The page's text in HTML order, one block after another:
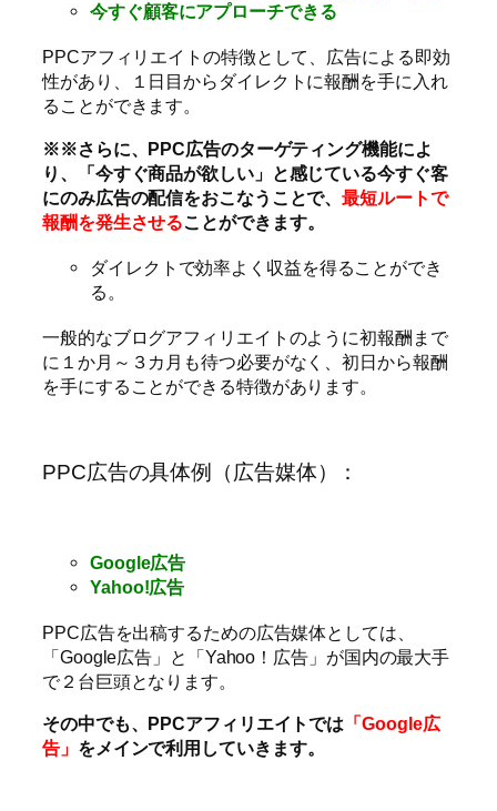
今すぐ顧客にアプローチできる
PPCアフィリエイトの特徴として、広告による即効
性があり、１日目からダイレクトに報酬を手に入れ
ることができます。
※※さらに、PPC広告のターゲティング機能によ
り、「今すぐ商品が欲しい」と感じている今すぐ客
にのみ広告の配信をおこなうことで、最短ルートで
報酬を発生させることができます。
ダイレクトで効率よく収益を得ることができ
る。
一般的なブログアフィリエイトのように初報酬まで
に１か月～３カ月も待つ必要がなく、初日から報酬
を手にすることができる特徴があります。
PPC広告の具体例（広告媒体）：
Google広告
Yahoo!広告
PPC広告を出稿するための広告媒体としては、
「Google広告」と「Yahoo！広告」が国内の最大手
で２台巨頭となります。
その中でも、PPCアフィリエイトでは 「Google広
告」 をメインで利用していきます。